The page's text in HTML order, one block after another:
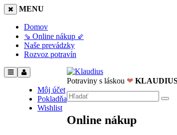
MENU
Domov
⇘ Online nákup ⇙
Naše prevádzky
Rozvoz potravín
Môj účet
Pokladňa
Wishlist
Potraviny s láskou ❤
Online nákup